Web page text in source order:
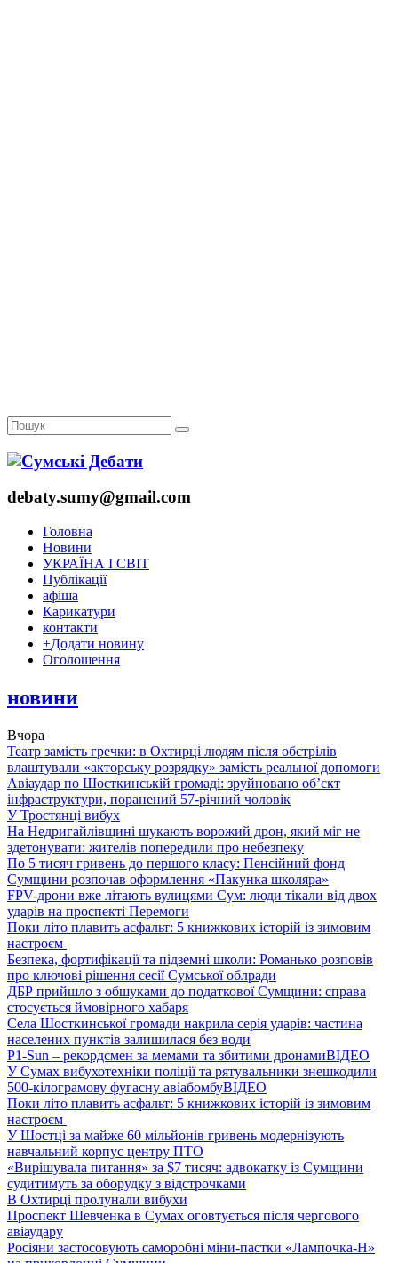
debaty.sumy@gmail.com
Головна
Новини
УКРАЇНА І СВІТ
Публікації
афіша
Карикатури
контакти
+Додати новину
Оголошення
новини
Вчора
Театр замість гречки: в Охтирці людям після обстрілів
влаштували «акторську розрядку» замість реальної допомоги
Авіаудар по Шосткинській громаді: зруйновано об’єкт
інфраструктури, поранений 57-річний чоловік
У Тростянці вибух
На Недригайлівщині шукають ворожий дрон, який міг не
здетонувати: жителів попередили про небезпеку
По 5 тисяч гривень до першого класу: Пенсійний фонд
Сумщини розпочав оформлення «Пакунка школяра»
FPV-дрони вже літають вулицями Сум: люди тікали від двох
ударів на проспекті Перемоги
Поки літо плавить асфальт: 5 книжкових історій із зимовим
настроєм
Безпека, фортифікації та підземні школи: Романько розповів
про ключові рішення сесії Сумської облради
ДБР прийшло з обшуками до податкової Сумщини: справа
стосується ймовірного хабаря
Села Шосткинської громади накрила серія ударів: частина
населених пунктів залишилася без води
P1-Sun – рекордсмен за мемами та збитими дронамиВІДЕО
У Сумах вибухотехніки поліції та рятувальники знешкодили
500-кілограмову фугасну авіабомбуВІДЕО
Поки літо плавить асфальт: 5 книжкових історій із зимовим
настроєм
У Шостці за майже 60 мільйонів гривень модернізують
навчальний корпус центру ПТО
«Вирішувала питання» за $7 тисяч: адвокатку із Сумщини
судитимуть за оборудку з відстрочками
В Охтирці пролунали вибухи
Проспект Шевченка в Сумах оговтується після чергового
авіаудару
Росіяни застосовують саморобні міни-пастки «Лампочка-Н»